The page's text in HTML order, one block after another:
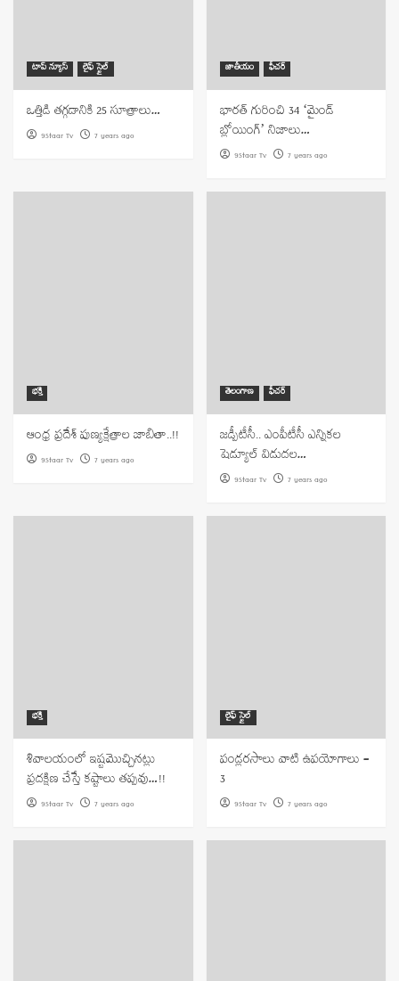
టాప్ న్యూస్ లైఫ్ స్టైల్
ఒత్తిడి తగ్గడానికి 25 సూత్రాలు…
9Staar Tv 7 years ago
జాతీయం ఫీచర్
భారత్ గురించి 34 ‘మైండ్
బ్లోయింగ్’ నిజాలు…
9Staar Tv 7 years ago
భక్తి
ఆంధ్ర ప్రదేశ్ పుణ్యక్షేత్రాల జాబితా..!!
9Staar Tv 7 years ago
తెలంగాణ ఫీచర్
జడ్పీటీసీ.. ఎంపీటీసీ ఎన్నికల
షెడ్యూల్‌ విడుదల…
9Staar Tv 7 years ago
భక్తి
శివాలయంలో ఇష్టమొచ్చినట్లు
ప్రదక్షిణ చేస్తే కష్టాలు తప్పవు…!!
9Staar Tv 7 years ago
లైఫ్ స్టైల్
పండ్లరసాలు వాటి ఉపయోగాలు –
3
9Staar Tv 7 years ago